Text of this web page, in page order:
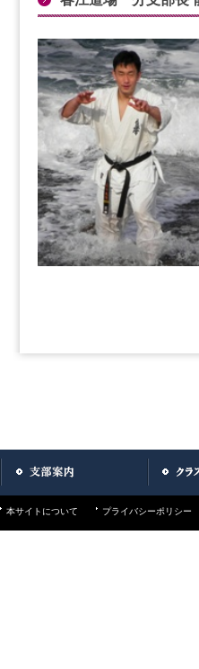
本サイトについて プライバシーポリシー